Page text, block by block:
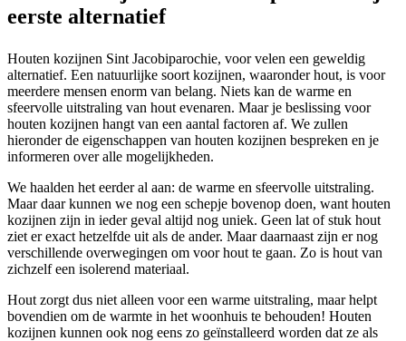
eerste alternatief
Houten kozijnen Sint Jacobiparochie, voor velen een geweldig
alternatief. Een natuurlijke soort kozijnen, waaronder hout, is voor
meerdere mensen enorm van belang. Niets kan de warme en
sfeervolle uitstraling van hout evenaren. Maar je beslissing voor
houten kozijnen hangt van een aantal factoren af. We zullen
hieronder de eigenschappen van houten kozijnen bespreken en je
informeren over alle mogelijkheden.
We haalden het eerder al aan: de warme en sfeervolle uitstraling.
Maar daar kunnen we nog een schepje bovenop doen, want houten
kozijnen zijn in ieder geval altijd nog uniek. Geen lat of stuk hout
ziet er exact hetzelfde uit als de ander. Maar daarnaast zijn er nog
verschillende overwegingen om voor hout te gaan. Zo is hout van
zichzelf een isolerend materiaal.
Hout zorgt dus niet alleen voor een warme uitstraling, maar helpt
bovendien om de warmte in het woonhuis te behouden! Houten
kozijnen kunnen ook nog eens zo geïnstalleerd worden dat ze als